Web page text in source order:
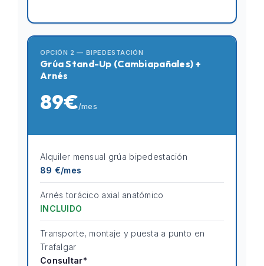
OPCIÓN 2 — BIPEDESTACIÓN
Grúa Stand-Up (Cambiapañales) +
Arnés
89€/mes
Alquiler mensual grúa bipedestación
89 €/mes
Arnés torácico axial anatómico
INCLUIDO
Transporte, montaje y puesta a punto en
Trafalgar
Consultar*